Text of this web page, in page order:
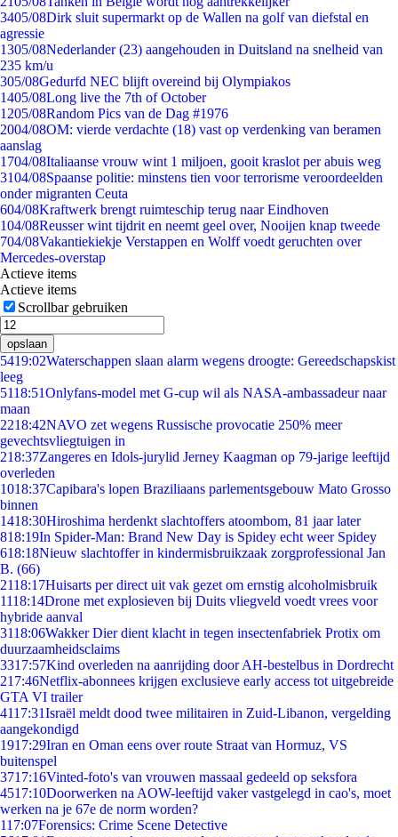
3405/08Dirk sluit supermarkt op de Wallen na golf van diefstal en
agressie
1305/08Nederlander (23) aangehouden in Duitsland na snelheid van
235 km/u
305/08Gedurfd NEC blijft overeind bij Olympiakos
1405/08Long live the 7th of October
1205/08Random Pics van de Dag #1976
2004/08OM: vierde verdachte (18) vast op verdenking van beramen
aanslag
1704/08Italiaanse vrouw wint 1 miljoen, gooit kraslot per abuis weg
3104/08Spaanse politie: minstens tien voor terrorisme veroordeelden
onder migranten Ceuta
604/08Kraftwerk brengt ruimteschip terug naar Eindhoven
104/08Reusser wint tijdrit en neemt geel over, Nooijen knap tweede
704/08Vakantiekiekje Verstappen en Wolff voedt geruchten over
Mercedes-overstap
Actieve items
Actieve items
Scrollbar gebruiken
opslaan
5419:02Waterschappen slaan alarm wegens droogte: Gereedschapskist
leeg
5118:51Onlyfans-model met G-cup wil als NASA-ambassadeur naar
maan
2218:42NAVO zet wegens Russische provocatie 250% meer
gevechtsvliegtuigen in
218:37Zangeres en Idols-jurylid Jerney Kaagman op 79-jarige leeftijd
overleden
1018:37Capibara's lopen Braziliaans parlementsgebouw Mato Grosso
binnen
1418:30Hiroshima herdenkt slachtoffers atoombom, 81 jaar later
818:19In Spider-Man: Brand New Day is Spidey echt weer Spidey
618:18Nieuw slachtoffer in kindermisbruikzaak zorgprofessional Jan
B. (66)
2118:17Huisarts per direct uit vak gezet om ernstig alcoholmisbruik
1118:14Drone met explosieven bij Duits vliegveld voedt vrees voor
hybride aanval
3118:06Wakker Dier dient klacht in tegen insectenfabriek Protix om
duurzaamheidsclaims
3317:57Kind overleden na aanrijding door AH-bestelbus in Dordrecht
217:46Netflix-abonnees krijgen exclusieve early access tot uitgebreide
GTA VI trailer
4117:31Israël meldt dood twee militairen in Zuid-Libanon, vergelding
aangekondigd
1917:29Iran en Oman eens over route Straat van Hormuz, VS
buitenspel
3717:16Vinted-foto's van vrouwen massaal gedeeld op seksfora
4517:10Doorwerken na AOW-leeftijd vaker vastgelegd in cao's, moet
werken na je 67e de norm worden?
117:07Forensics: Crime Scene Detective